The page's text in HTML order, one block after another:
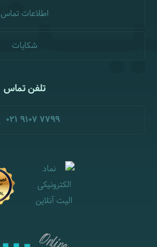
اطلاعات تماس
شکایات
تلفن تماس
021 9107 7799